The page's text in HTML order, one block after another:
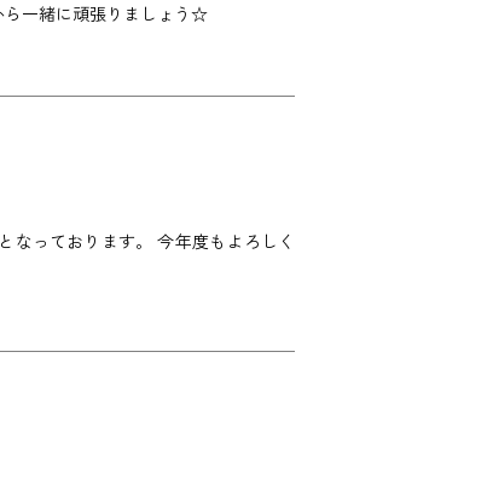
ら一緒に頑張りましょう☆
なっております。 今年度もよろしく